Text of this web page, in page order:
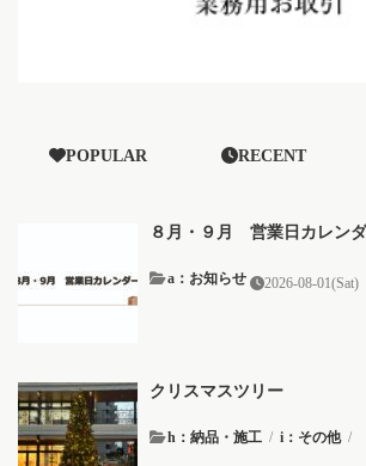
POPULAR RECENT
８月・９月 営業日カレン
a：お知らせ 2026-08-01(Sat)
クリスマスツリー
h：納品・施工 / i：その他 /